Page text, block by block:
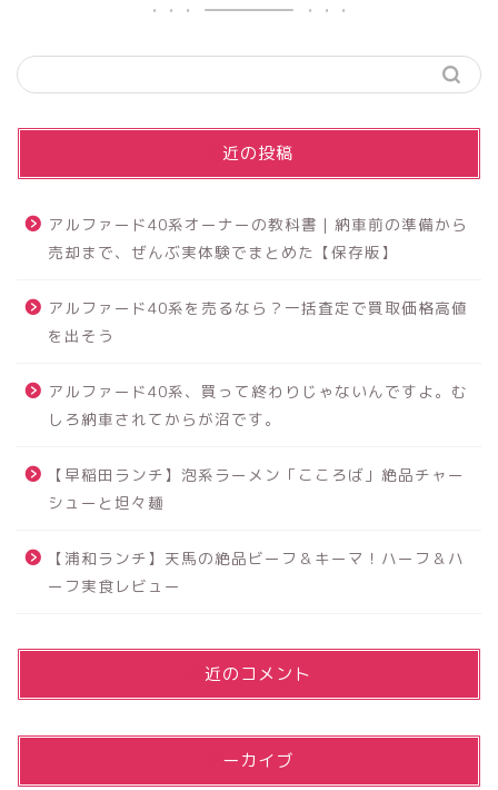
最近の投稿
アルファード40系オーナーの教科書｜納車前の準備から
売却まで、ぜんぶ実体験でまとめた【保存版】
アルファード40系を売るなら？一括査定で買取価格高値
を出そう
アルファード40系、買って終わりじゃないんですよ。む
しろ納車されてからが沼です。
【早稲田ランチ】泡系ラーメン「こころば」絶品チャー
シューと坦々麺
【浦和ランチ】天馬の絶品ビーフ＆キーマ！ハーフ＆ハ
ーフ実食レビュー
最近のコメント
アーカイブ